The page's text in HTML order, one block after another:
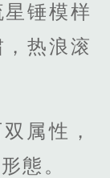
锤模样
热浪滚
属性，
態。